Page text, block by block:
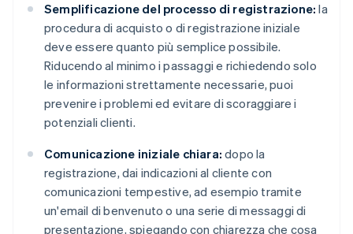
Semplificazione del processo di registrazione: la
procedura di acquisto o di registrazione iniziale
deve essere quanto più semplice possibile.
Riducendo al minimo i passaggi e richiedendo solo
le informazioni strettamente necessarie, puoi
prevenire i problemi ed evitare di scoraggiare i
potenziali clienti.
Comunicazione iniziale chiara: dopo la
registrazione, dai indicazioni al cliente con
comunicazioni tempestive, ad esempio tramite
un'email di benvenuto o una serie di messaggi di
presentazione, spiegando con chiarezza che cosa